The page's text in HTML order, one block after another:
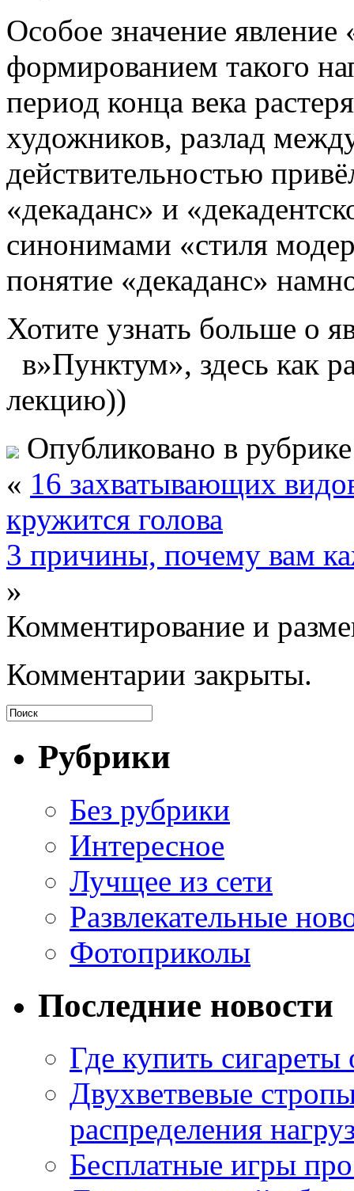
Особое значение явление
формированием такого
период конца века
художников, разлад
действительностью
«декаданс» и
синонимами «стиля
понятие «декаданс»
Хотите узнать больше о
в»Пунктум», здесь как
лекцию))
Опубликовано в
« 16 захватывающих
кружится голова
3 причины, почему вам
»
Комментирование и
Комментарии закрыты.
Рубрики
Без рубрики
Интересное
Лучщее из сети
Развлекательные
Фотоприколы
Последние новости
Где купить
Двухветвевые
распределения
Бесплатные игры